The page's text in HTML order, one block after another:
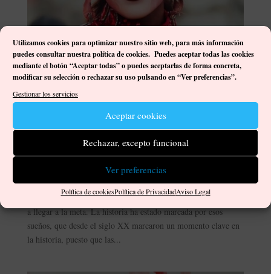
Utilizamos cookies para optimizar nuestro sitio web, para más información
puedes consultar nuestra política de cookies. Puedes aceptar todas las cookies
mediante el botón “Aceptar todas” o puedes aceptarlas de forma concreta,
modificar su selección o rechazar su uso pulsando en “Ver preferencias”.
Gestionar los servicios
Aceptar cookies
Rechazar, excepto funcional
Ver preferencias
Política de cookiesPolítica de PrivacidadAviso Legal
Encuentros con la creatividad: Carla Domínguez
Curbelo (Drag Shírah)
Damián José Ortega Gutiérrez| Sep 17, 2023
Encuentros con la creatividad|0 Comentarios
«Como seres humanos es normal vivir soñando, desear una
vida mejor y conseguir objetivos en el camino que nos ayuden
a llegar a la meta. La historia ha estado marcada por esos
sueños, que desde el siglo XX marcaron un momento clave en
la historia, puesto que las...